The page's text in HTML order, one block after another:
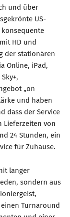
und über
US-
konsequente
HD und
der stationären
Online, iPad,
„on
und haben
dass der Service
Lieferzeiten von
24 Stunden, ein
für Zuhause.
langer
sondern aus
Turnaround